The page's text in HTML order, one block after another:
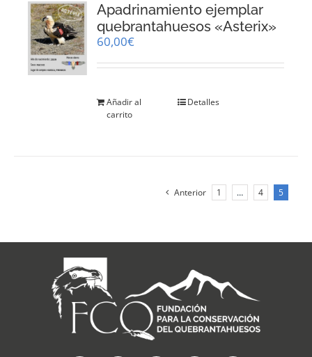
Apadrinamiento ejemplar
quebrantahuesos «Asterix»
60,00€
Añadir al
carrito
Detalles
Anterior 1 … 4 5